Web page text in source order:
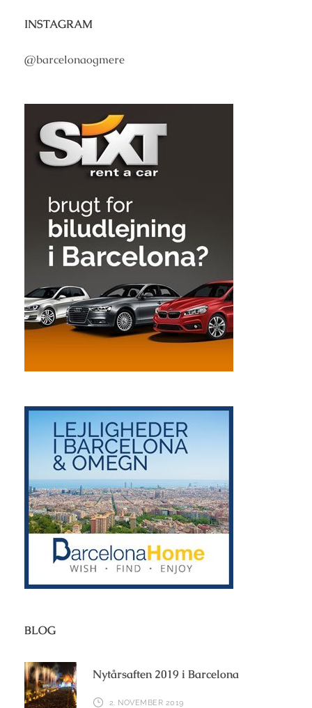
INSTAGRAM
@barcelonaogmere
BLOG
Nytårsaften 2019 i Barcelona
2. NOVEMBER 2019